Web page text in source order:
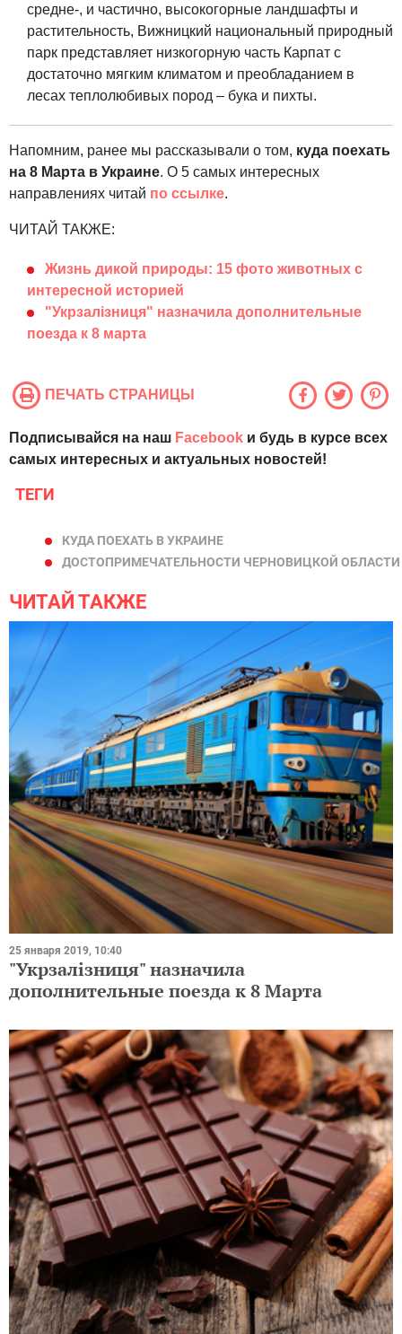
средне-, и частично, высокогорные ландшафты и
растительность, Вижницкий национальный природный
парк представляет низкогорную часть Карпат с
достаточно мягким климатом и преобладанием в
лесах теплолюбивых пород – бука и пихты.
Напомним, ранее мы рассказывали о том, куда поехать
на 8 Марта в Украине. О 5 самых интересных
направлениях читай по ссылке.
ЧИТАЙ ТАКЖЕ:
Жизнь дикой природы: 15 фото животных с
интересной историей
"Укрзалізниця" назначила дополнительные
поезда к 8 марта
ПЕЧАТЬ СТРАНИЦЫ
Подписывайся на наш Facebook и будь в курсе всех
самых интересных и актуальных новостей!
ТЕГИ
КУДА ПОЕХАТЬ В УКРАИНЕ
ДОСТОПРИМЕЧАТЕЛЬНОСТИ ЧЕРНОВИЦКОЙ ОБЛАСТИ
ЧИТАЙ ТАКЖЕ
25 января 2019, 10:40
"Укрзалізниця" назначила
дополнительные поезда к 8 Марта